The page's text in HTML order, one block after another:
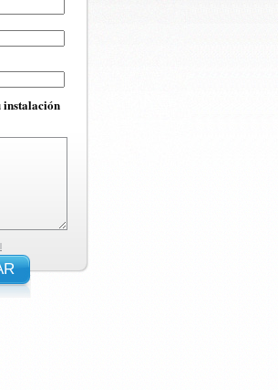
instalación